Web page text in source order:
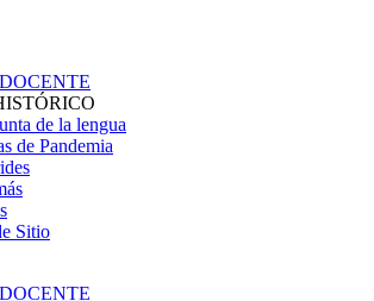
de la lengua
de Pandemia
Sitio